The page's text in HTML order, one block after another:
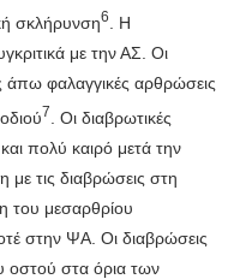
σκλήρυνση6
. Η
με την ΑΣ. Οι
άπω φαλαγγικές αρθρώσεις
7
. Οι διαβρωτικές
πολύ καιρό μετά την
με τις διαβρώσεις στη
του μεσαρθρίου
στην ΨΑ. Οι διαβρώσεις
οστού στα όρια των